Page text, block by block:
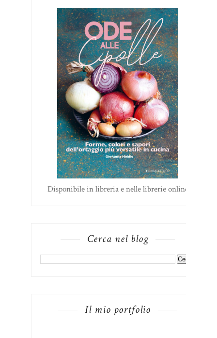
Disponibile in libreria e nelle librerie online
Cerca nel blog
Il mio portfolio